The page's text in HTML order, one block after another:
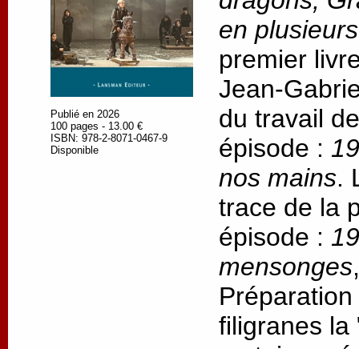
Publié en 2026
100 pages - 13.00 €
ISBN: 978-2-8071-0467-9
Disponible
en
premier
Jean-
du travail
épisode :
nos mains.
trace de la
épisode :
mensonges
filigranes la